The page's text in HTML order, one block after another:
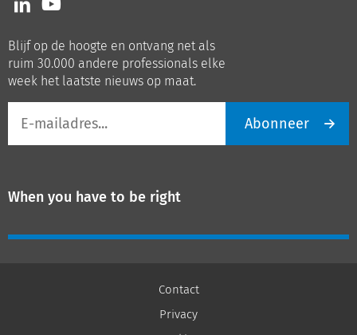
ons
LinkedIn
ons
Youtube
Blijf op de hoogte en ontvang net als
ruim 30.000 andere professionals elke
week het laatste nieuws op maat.
mailadres
Abonneer
When you have to be right
Contact
Privacy